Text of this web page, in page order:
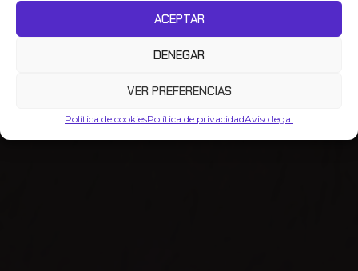
ACEPTAR
DENEGAR
VER PREFERENCIAS
Política de cookiesPolítica de privacidadAviso legal